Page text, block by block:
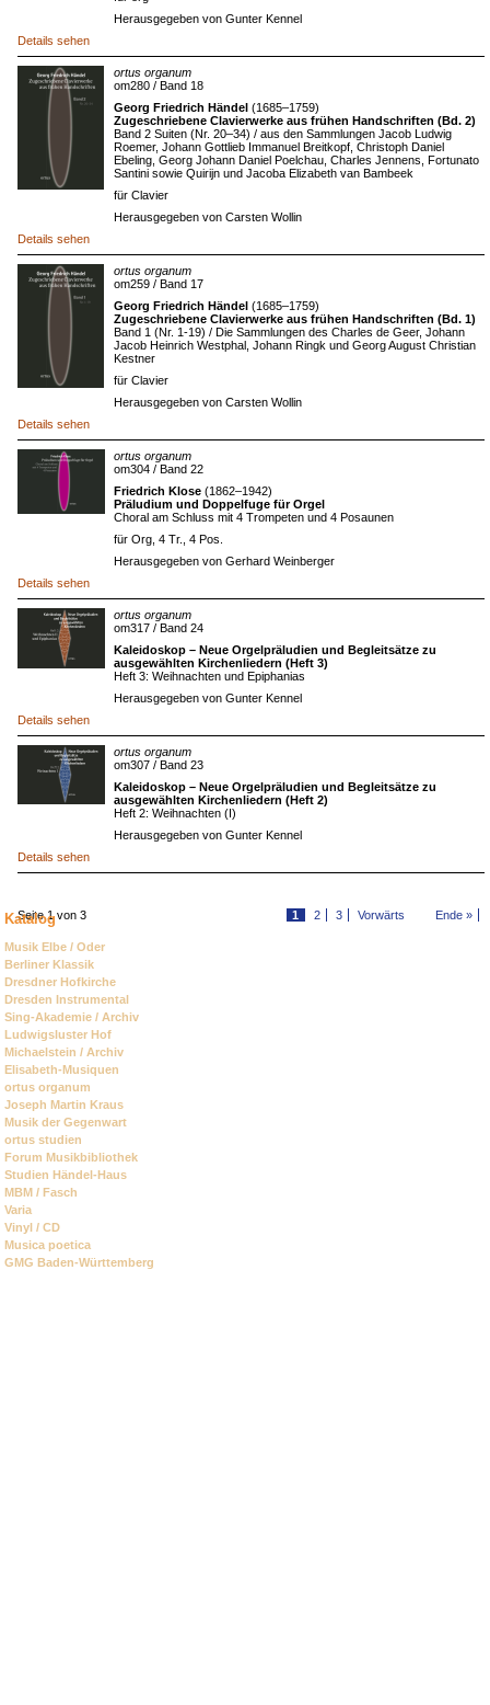
Herausgegeben von Gunter Kennel
Details sehen
ortus organum
om280 / Band 18
Georg Friedrich Händel (1685–1759)
Zugeschriebene Clavierwerke aus frühen Handschriften (Bd. 2)
Band 2 Suiten (Nr. 20–34) / aus den Sammlungen Jacob Ludwig
Roemer, Johann Gottlieb Immanuel Breitkopf, Christoph Daniel
Ebeling, Georg Johann Daniel Poelchau, Charles Jennens, Fortunato
Santini sowie Quirijn und Jacoba Elizabeth van Bambeek
für Clavier
Herausgegeben von Carsten Wollin
Details sehen
ortus organum
om259 / Band 17
Georg Friedrich Händel (1685–1759)
Zugeschriebene Clavierwerke aus frühen Handschriften (Bd. 1)
Band 1 (Nr. 1-19) / Die Sammlungen des Charles de Geer, Johann
Jacob Heinrich Westphal, Johann Ringk und Georg August Christian
Kestner
für Clavier
Herausgegeben von Carsten Wollin
Details sehen
ortus organum
om304 / Band 22
Friedrich Klose (1862–1942)
Präludium und Doppelfuge für Orgel
Choral am Schluss mit 4 Trompeten und 4 Posaunen
für Org, 4 Tr., 4 Pos.
Herausgegeben von Gerhard Weinberger
Details sehen
ortus organum
om317 / Band 24
Kaleidoskop – Neue Orgelpräludien und Begleitsätze zu
ausgewählten Kirchenliedern (Heft 3)
Heft 3: Weihnachten und Epiphanias
Herausgegeben von Gunter Kennel
Details sehen
ortus organum
om307 / Band 23
Kaleidoskop – Neue Orgelpräludien und Begleitsätze zu
ausgewählten Kirchenliedern (Heft 2)
Heft 2: Weihnachten (I)
Herausgegeben von Gunter Kennel
Details sehen
Seite 1 von 3 1 2 3 Vorwärts Ende »
Katalog
Navigation
überspringen
Musik Elbe / Oder
Berliner Klassik
Dresdner Hofkirche
Dresden Instrumental
Sing-Akademie / Archiv
Ludwigsluster Hof
Michaelstein / Archiv
Elisabeth-Musiquen
ortus organum
Joseph Martin Kraus
Musik der Gegenwart
ortus studien
Forum Musikbibliothek
Studien Händel-Haus
MBM / Fasch
Varia
Vinyl / CD
Musica poetica
GMG Baden-Württemberg